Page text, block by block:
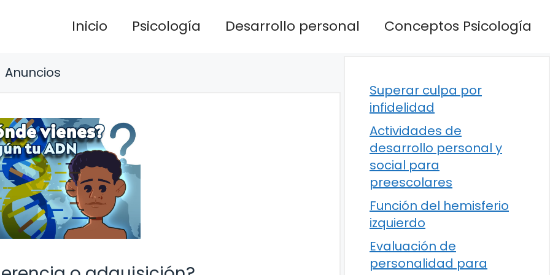
Inicio Psicología Desarrollo personal Conceptos Psicología
Anuncios
Superar culpa por
infidelidad
Actividades de
desarrollo personal y
social para
preescolares
Función del hemisferio
izquierdo
Evaluación de
personalidad para